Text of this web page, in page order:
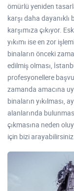
ömürlü yeniden
karşı daha
karşımıza çıkıyor.
yıkımı ise en zor
binaların önceki
edilmiş olması,
profesyonellere
zamanda amacına
binaların yıkılması,
alanlarında
çıkmasına neden
için bizi